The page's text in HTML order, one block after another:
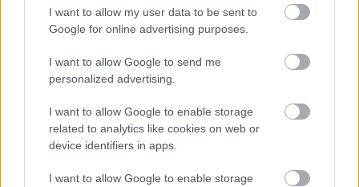
I want to allow my user data to be sent to
Google for online advertising purposes.
I want to allow Google to send me
personalized advertising.
I want to allow Google to enable storage
related to analytics like cookies on web or
device identifiers in apps.
I want to allow Google to enable storage